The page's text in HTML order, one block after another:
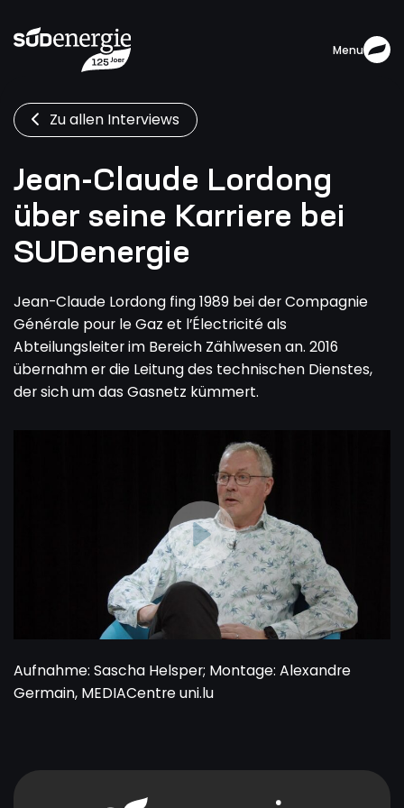
Menu
Zu allen Interviews
Jean-Claude Lordong
über seine Karriere bei
SUDenergie
Jean-Claude Lordong fing 1989 bei der Compagnie
Générale pour le Gaz et l’Électricité als
Abteilungsleiter im Bereich Zählwesen an. 2016
übernahm er die Leitung des technischen Dienstes,
der sich um das Gasnetz kümmert.
Aufnahme: Sascha Helsper; Montage: Alexandre
Germain, MEDIACentre uni.lu